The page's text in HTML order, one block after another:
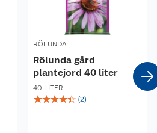
RÖLUNDA
Rölunda gård
plantejord 40 liter
40 LITER
☆☆☆☆☆ (2)